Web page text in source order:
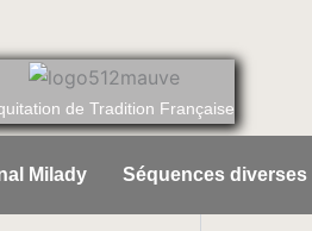
de Tradition Française
Milady Séquences diverses